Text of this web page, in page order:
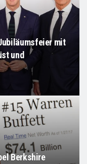
mit
und
Berkshire